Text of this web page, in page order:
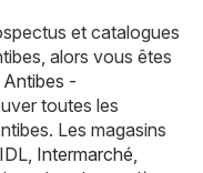
et catalogues
alors vous êtes
Antibes -
toutes les
Les magasins
Intermarché